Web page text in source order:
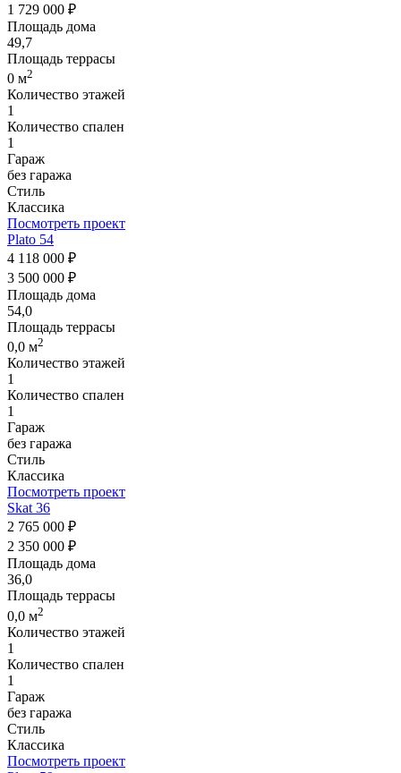
1 729 000 ₽
Площадь дома
49,7
Площадь террасы
0 м2
Количество этажей
1
Количество спален
1
Гараж
без гаража
Стиль
Классика
Посмотреть проект
Plato 54
4 118 000 ₽
3 500 000 ₽
Площадь дома
54,0
Площадь террасы
0,0 м2
Количество этажей
1
Количество спален
1
Гараж
без гаража
Стиль
Классика
Посмотреть проект
Skat 36
2 765 000 ₽
2 350 000 ₽
Площадь дома
36,0
Площадь террасы
0,0 м2
Количество этажей
1
Количество спален
1
Гараж
без гаража
Стиль
Классика
Посмотреть проект